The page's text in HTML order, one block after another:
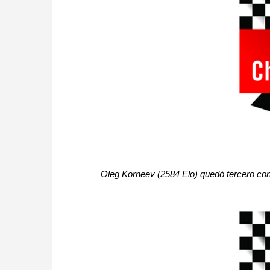
Oleg Korneev (2584 Elo) quedó tercero